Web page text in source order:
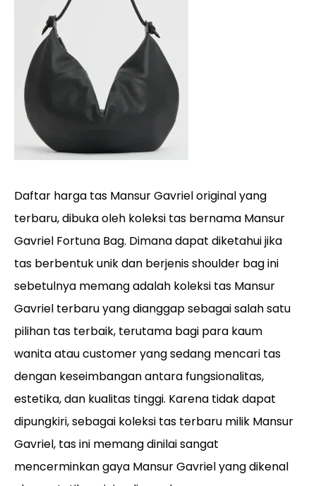
Daftar harga tas Mansur Gavriel original yang
terbaru, dibuka oleh koleksi tas bernama Mansur
Gavriel Fortuna Bag. Dimana dapat diketahui jika
tas berbentuk unik dan berjenis shoulder bag ini
sebetulnya memang adalah koleksi tas Mansur
Gavriel terbaru yang dianggap sebagai salah satu
pilihan tas terbaik, terutama bagi para kaum
wanita atau customer yang sedang mencari tas
dengan keseimbangan antara fungsionalitas,
estetika, dan kualitas tinggi. Karena tidak dapat
dipungkiri, sebagai koleksi tas terbaru milik Mansur
Gavriel, tas ini memang dinilai sangat
mencerminkan gaya Mansur Gavriel yang dikenal